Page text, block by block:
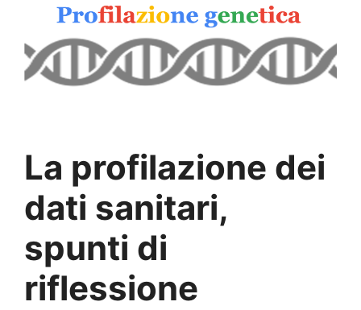
La profilazione dei
dati sanitari,
spunti di
riflessione